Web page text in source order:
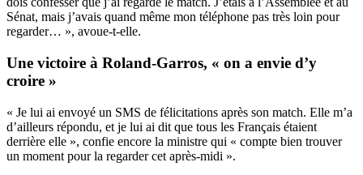
Sénat, mais j’avais quand même mon téléphone pas très loin pour
regarder… », avoue-t-elle.
Une victoire à Roland-Garros, « on a envie d’y
croire »
« Je lui ai envoyé un SMS de félicitations après son match. Elle m’a
d’ailleurs répondu, et je lui ai dit que tous les Français étaient
derrière elle », confie encore la ministre qui « compte bien trouver
un moment pour la regarder cet après-midi ».